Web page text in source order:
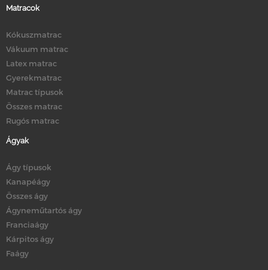
Matracok
Kókuszmatrac
Vákuum matrac
Latex matrac
Gyerekmatrac
Matrac típusok
Összes matrac
Rugós matrac
Ágyak
Ágy típusok
Kanapéágy
Összes ágy
Ágyneműtartós ágy
Franciaágy
Kárpitos ágy
Faágy